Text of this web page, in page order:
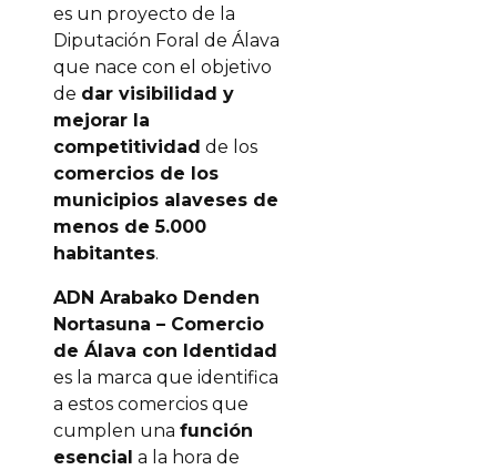
es un proyecto de la
Diputación Foral de Álava
que nace con el objetivo
de dar visibilidad y
mejorar la
competitividad de los
comercios de los
municipios alaveses de
menos de 5.000
habitantes.
ADN Arabako Denden
Nortasuna – Comercio
de Álava con Identidad
es la marca que identifica
a estos comercios que
cumplen una función
esencial a la hora de